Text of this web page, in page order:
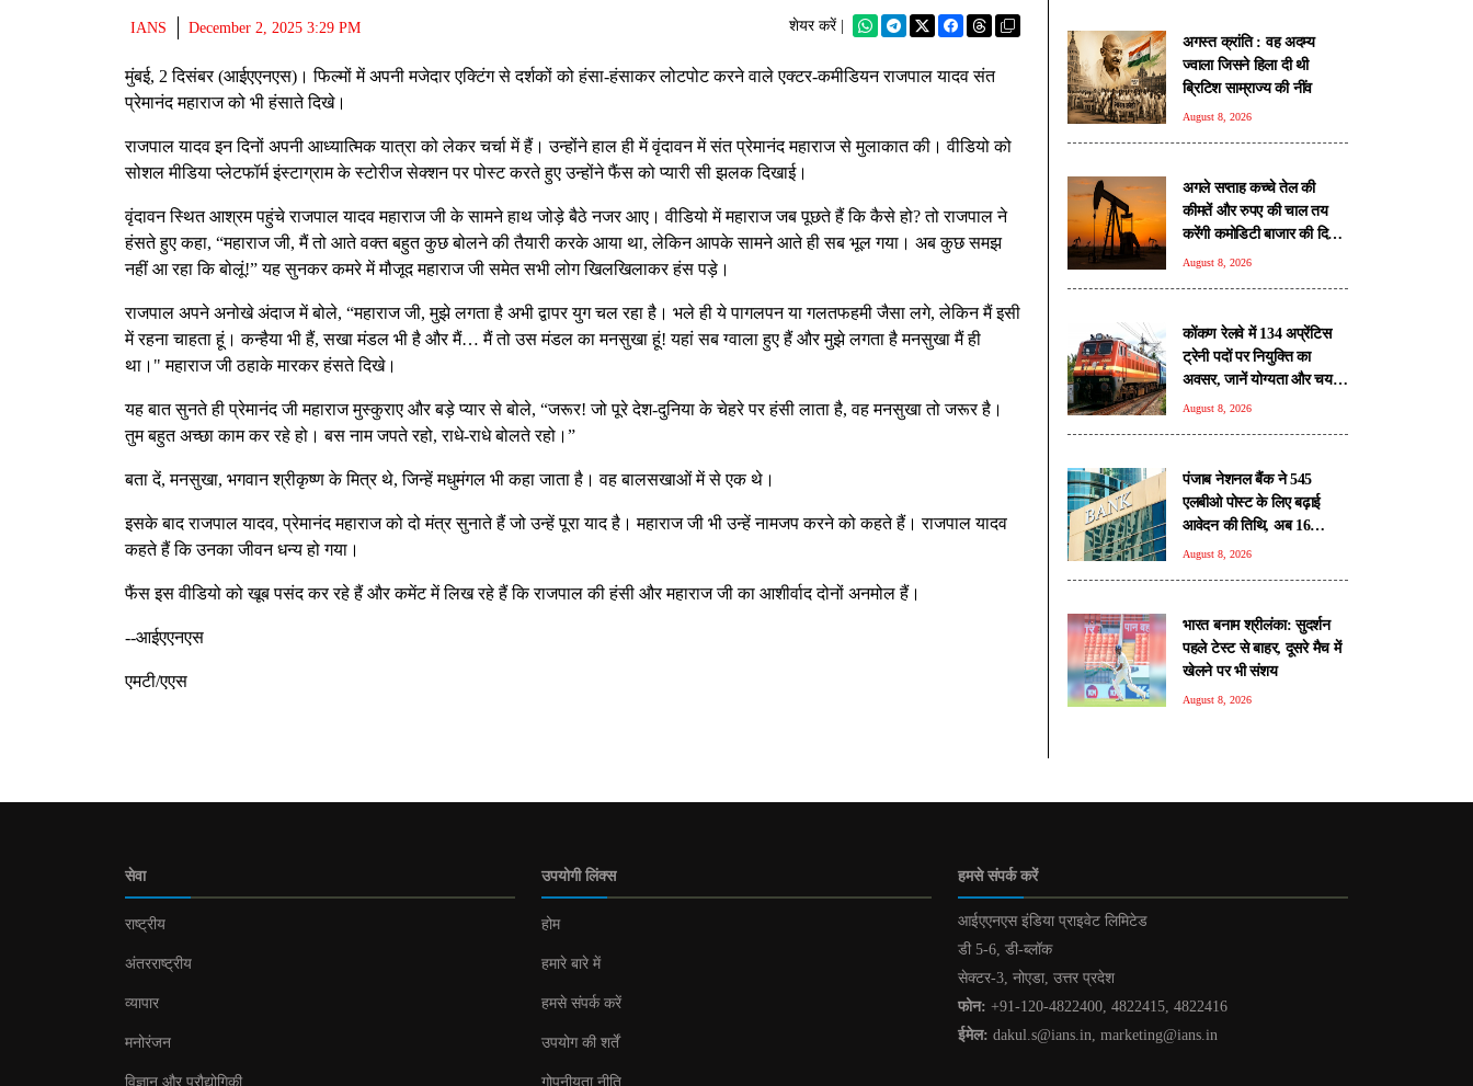
IANS December 2, 2025 3:29 PM शेयर करें |
मुंबई, 2 दिसंबर (आईएएनएस)। फिल्मों में अपनी मजेदार एक्टिंग से दर्शकों को हंसा-हंसाकर लोटपोट करने वाले एक्टर-कमीडियन राजपाल यादव संत
प्रेमानंद महाराज को भी हंसाते दिखे।
राजपाल यादव इन दिनों अपनी आध्यात्मिक यात्रा को लेकर चर्चा में हैं। उन्होंने हाल ही में वृंदावन में संत प्रेमानंद महाराज से मुलाकात की। वीडियो को
सोशल मीडिया प्लेटफॉर्म इंस्टाग्राम के स्टोरीज सेक्शन पर पोस्ट करते हुए उन्होंने फैंस को प्यारी सी झलक दिखाई।
वृंदावन स्थित आश्रम पहुंचे राजपाल यादव महाराज जी के सामने हाथ जोड़े बैठे नजर आए। वीडियो में महाराज जब पूछते हैं कि कैसे हो? तो राजपाल ने
हंसते हुए कहा, “महाराज जी, मैं तो आते वक्त बहुत कुछ बोलने की तैयारी करके आया था, लेकिन आपके सामने आते ही सब भूल गया। अब कुछ समझ
नहीं आ रहा कि बोलूं!” यह सुनकर कमरे में मौजूद महाराज जी समेत सभी लोग खिलखिलाकर हंस पड़े।
राजपाल अपने अनोखे अंदाज में बोले, “महाराज जी, मुझे लगता है अभी द्वापर युग चल रहा है। भले ही ये पागलपन या गलतफहमी जैसा लगे, लेकिन मैं इसी
में रहना चाहता हूं। कन्हैया भी हैं, सखा मंडल भी है और मैं… मैं तो उस मंडल का मनसुखा हूं! यहां सब ग्वाला हुए हैं और मुझे लगता है मनसुखा मैं ही
था।" महाराज जी ठहाके मारकर हंसते दिखे।
यह बात सुनते ही प्रेमानंद जी महाराज मुस्कुराए और बड़े प्यार से बोले, “जरूर! जो पूरे देश-दुनिया के चेहरे पर हंसी लाता है, वह मनसुखा तो जरूर है।
तुम बहुत अच्छा काम कर रहे हो। बस नाम जपते रहो, राधे-राधे बोलते रहो।”
बता दें, मनसुखा, भगवान श्रीकृष्ण के मित्र थे, जिन्हें मधुमंगल भी कहा जाता है। वह बालसखाओं में से एक थे।
इसके बाद राजपाल यादव, प्रेमानंद महाराज को दो मंत्र सुनाते हैं जो उन्हें पूरा याद है। महाराज जी भी उन्हें नामजप करने को कहते हैं। राजपाल यादव
कहते हैं कि उनका जीवन धन्य हो गया।
फैंस इस वीडियो को खूब पसंद कर रहे हैं और कमेंट में लिख रहे हैं कि राजपाल की हंसी और महाराज जी का आशीर्वाद दोनों अनमोल हैं।
--आईएएनएस
एमटी/एएस
अगस्त क्रांति : वह अदम्य
ज्वाला जिसने हिला दी थी
ब्रिटिश साम्राज्य की नींव
August 8, 2026
अगले सप्ताह कच्चे तेल की
कीमतें और रुपए की चाल तय
करेंगी कमोडिटी बाजार की दिशा:
विशेषज्ञ
August 8, 2026
कोंकण रेलवे में 134 अप्रेंटिस
ट्रेनी पदों पर नियुक्ति का
अवसर, जानें योग्यता और चयन
प्रक्रिया
August 8, 2026
पंजाब नेशनल बैंक ने 545
एलबीओ पोस्ट के लिए बढ़ाई
आवेदन की तिथि, अब 16
अगस्त तक मौका
August 8, 2026
भारत बनाम श्रीलंका: सुदर्शन
पहले टेस्ट से बाहर, दूसरे मैच में
खेलने पर भी संशय
August 8, 2026
सेवा
राष्ट्रीय
अंतरराष्ट्रीय
व्यापार
मनोरंजन
विज्ञान और प्रौद्योगिकी
उपयोगी लिंक्स
होम
हमारे बारे में
हमसे संपर्क करें
उपयोग की शर्तें
गोपनीयता नीति
हमसे संपर्क करें
आईएएनएस इंडिया प्राइवेट लिमिटेड
डी 5-6, डी-ब्लॉक
सेक्टर-3, नोएडा, उत्तर प्रदेश
फोन: +91-120-4822400, 4822415, 4822416
ईमेल: dakul.s@ians.in, marketing@ians.in